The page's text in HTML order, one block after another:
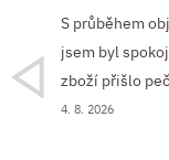
S průběhem
jsem byl
zboží přišlo
4. 8. 2026